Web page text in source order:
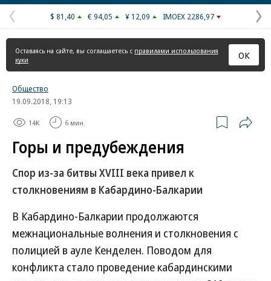
Предыдущая
страница
$ 81,40 € 94,05 ¥ 12,09 IMOEX 2286,97
Оставаясь на сайте, вы соглашаетесь с правилами использования
куки
ОК
Общество
19.09.2018, 19:13
14K 6 мин.
Горы и предубеждения
Спор из-за битвы XVIII века привел к
столкновениям в Кабардино-Балкарии
В Кабардино-Балкарии продолжаются
межнациональные волнения и столкновения с
полицией в ауле Кенделен. Поводом для
конфликта стало проведение кабардинскими